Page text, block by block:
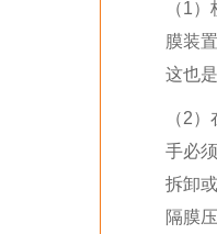
（1
膜装
这也
（2
手必
拆卸
隔膜